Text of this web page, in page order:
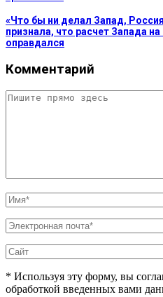
«Что бы ни делал Запад, Россия
признала, что расчет Запада
оправдался
Комментарий
* Используя эту форму, вы
обработкой введенных вами